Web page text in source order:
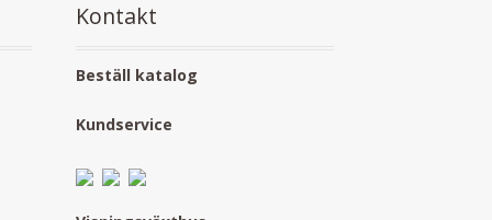
Kontakt
Beställ katalog
Kundservice